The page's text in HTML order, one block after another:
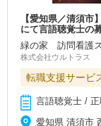
【愛知県／清須市
にて言語聴覚士の
緑の家 訪問看護
株式会社ウルトラス
転職支援サービ
言語聴覚士 / 正
愛知県 清須市